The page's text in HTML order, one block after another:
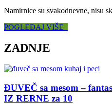
Namirnice su svakodnevne, nisu
POGLEDAJ VIŠE
ZADNJE
ĐUVEČ sa mesom –
IZ RERNE za 10